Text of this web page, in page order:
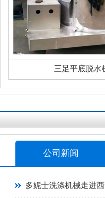
三足平底脱水
公司新闻
多妮士洗涤机械走进